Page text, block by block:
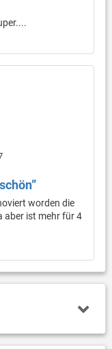
worden die
aber ist mehr für 4